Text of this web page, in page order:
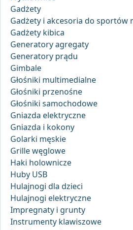
Gadżety
Gadżety i akcesoria do sportów
Gadżety kibica
Generatory agregaty
Generatory prądu
Gimbale
Głośniki multimedialne
Głośniki przenośne
Głośniki samochodowe
Gniazda elektryczne
Gniazda i kokony
Golarki męskie
Grille węglowe
Haki holownicze
Huby USB
Hulajnogi dla dzieci
Hulajnogi elektryczne
Impregnaty i grunty
Instrumenty klawiszowe